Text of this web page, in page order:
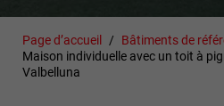
Page d’accueil
Bâtiments de
Maison individuelle avec un toit à
Valbelluna